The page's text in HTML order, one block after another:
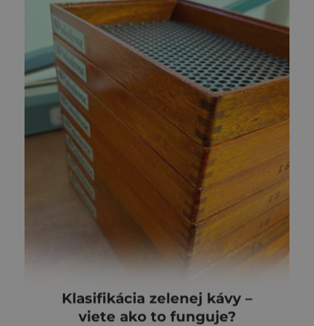
Klasifikácia zelenej kávy –
viete ako to funguje?